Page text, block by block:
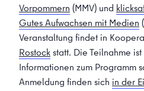
Vorpommern (MMV) und
Gutes Aufwachsen mit Medien
Veranstaltung findet in
Rostockstatt. Die Teilnahme
Informationen zum Programm
Anmeldung finden sich in der